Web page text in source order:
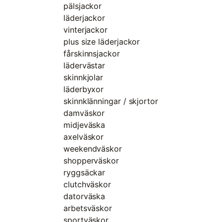
pälsjackor
läderjackor
vinterjackor
plus size läderjackor
fårskinnsjackor
lädervästar
skinnkjolar
läderbyxor
skinnklänningar / skjortor
damväskor
midjeväska
axelväskor
weekendväskor
shopperväskor
ryggsäckar
clutchväskor
datorväska
arbetsväskor